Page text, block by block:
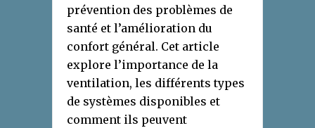
prévention des problèmes de
santé et l’amélioration du
confort général. Cet article
explore l’importance de la
ventilation, les différents types
de systèmes disponibles et
comment ils peuvent